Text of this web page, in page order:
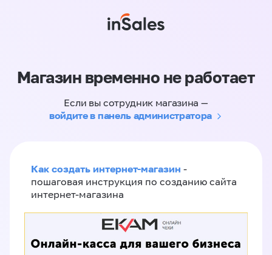
Магазин временно не работает
Если вы сотрудник магазина —
войдите в панель администратора
Как создать интернет-магазин -
пошаговая инструкция по созданию сайта
интернет-магазина